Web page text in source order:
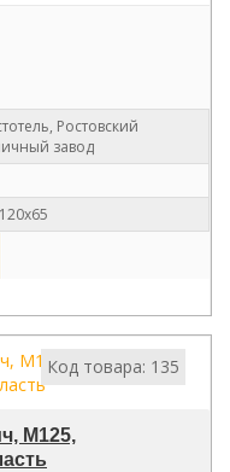
Ростовский
завод
Код товара: 135
М125,